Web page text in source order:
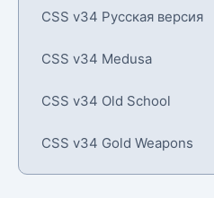
CSS v34 Русская версия
CSS v34 Medusa
CSS v34 Old School
CSS v34 Gold Weapons